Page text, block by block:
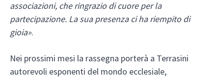
associazioni, che ringrazio di cuore per la
partecipazione. La sua presenza ci ha riempito di
gioia».
Nei prossimi mesi la rassegna porterà a Terrasini
autorevoli esponenti del mondo ecclesiale,